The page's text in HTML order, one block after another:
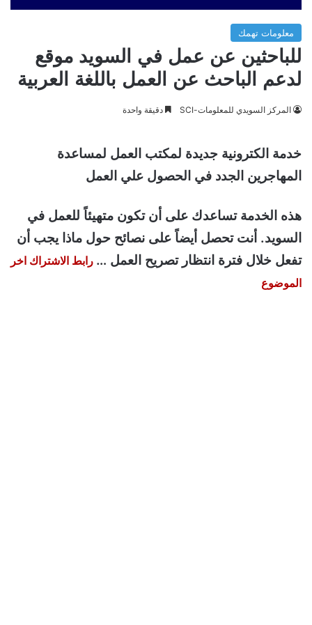
معلومات تهمك
للباحثين عن عمل في السويد موقع
لدعم الباحث عن العمل باللغة العربية
المركز السويدي للمعلومات-SCI دقيقة واحدة
خدمة الكترونية جديدة لمكتب العمل لمساعدة
المهاجرين الجدد في الحصول علي العمل
هذه الخدمة تساعدك على أن تكون متهيئاً للعمل في
السويد. أنت تحصل أيضاً على نصائح حول ماذا يجب أن
تفعل خلال فترة انتظار تصريح العمل … رابط الاشتراك اخر
الموضوع